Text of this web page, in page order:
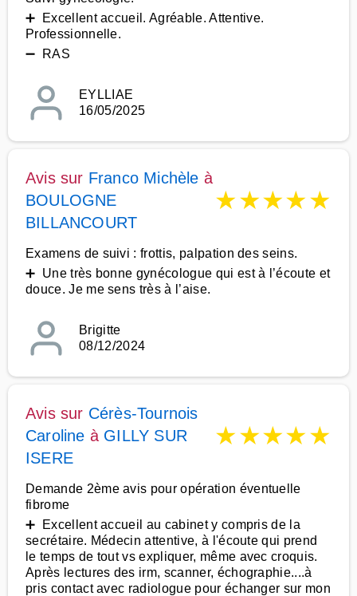
➕ Excellent accueil. Agréable. Attentive.
Professionnelle.
➖ RAS
EYLLIAE
16/05/2025
Avis sur Franco Michèle à
BOULOGNE
BILLANCOURT
★★★★★
Examens de suivi : frottis, palpation des seins.
➕ Une très bonne gynécologue qui est à l’écoute et
douce. Je me sens très à l’aise.
Brigitte
08/12/2024
Avis sur Cérès-Tournois
Caroline à GILLY SUR
ISERE
★★★★★
Demande 2ème avis pour opération éventuelle
fibrome
➕ Excellent accueil au cabinet y compris de la
secrétaire. Médecin attentive, à l'écoute qui prend
le temps de tout vs expliquer, même avec croquis.
Après lectures des irm, scanner, échographie....à
pris contact avec radiologue pour échanger sur mon